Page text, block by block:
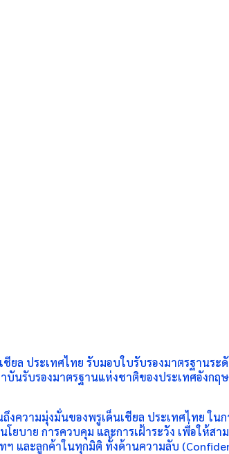
ล ประเทศไทย รับมอบใบรับรองมาตรฐานร
บันรับรองมาตรฐานแห่งชาติของประเทศอัง
ถึงความมุ่งมั่นของพรูเด็นเชียล ประเทศไทย
ยบาย การควบคุม และการเฝ้าระวัง เพื่อใ
ฯ และลูกค้าในทุกมิติ ทั้งด้านความลับ